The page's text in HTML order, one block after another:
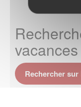
Rechercher